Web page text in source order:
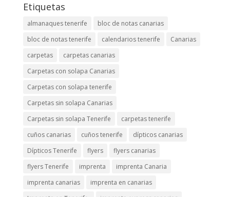
Etiquetas
almanaques tenerife
bloc de notas canarias
bloc de notas tenerife
calendarios tenerife
Canarias
carpetas
carpetas canarias
Carpetas con solapa Canarias
Carpetas con solapa tenerife
Carpetas sin solapa Canarias
Carpetas sin solapa Tenerife
carpetas tenerife
cuños canarias
cuños tenerife
dípticos canarias
Dípticos Tenerife
flyers
flyers canarias
flyers Tenerife
imprenta
imprenta Canaria
imprenta canarias
imprenta en canarias